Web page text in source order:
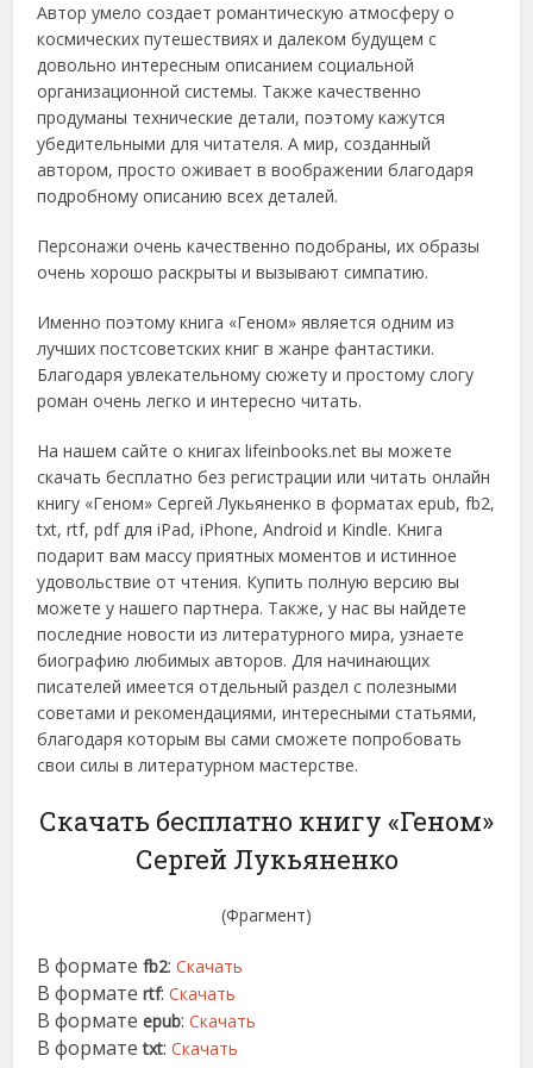
Автор умело создает романтическую атмосферу о
космических путешествиях и далеком будущем с
довольно интересным описанием социальной
организационной системы. Также качественно
продуманы технические детали, поэтому кажутся
убедительными для читателя. А мир, созданный
автором, просто оживает в воображении благодаря
подробному описанию всех деталей.
Персонажи очень качественно подобраны, их образы
очень хорошо раскрыты и вызывают симпатию.
Именно поэтому книга «Геном» является одним из
лучших постсоветских книг в жанре фантастики.
Благодаря увлекательному сюжету и простому слогу
роман очень легко и интересно читать.
На нашем сайте о книгах lifeinbooks.net вы можете
скачать бесплатно без регистрации или читать онлайн
книгу «Геном» Сергей Лукьяненко в форматах epub, fb2,
txt, rtf, pdf для iPad, iPhone, Android и Kindle. Книга
подарит вам массу приятных моментов и истинное
удовольствие от чтения. Купить полную версию вы
можете у нашего партнера. Также, у нас вы найдете
последние новости из литературного мира, узнаете
биографию любимых авторов. Для начинающих
писателей имеется отдельный раздел с полезными
советами и рекомендациями, интересными статьями,
благодаря которым вы сами сможете попробовать
свои силы в литературном мастерстве.
Скачать бесплатно книгу «Геном»
Сергей Лукьяненко
(Фрагмент)
В форматеfb2:Скачать
В форматеrtf:Скачать
В форматеepub:Скачать
В форматеtxt:Скачать